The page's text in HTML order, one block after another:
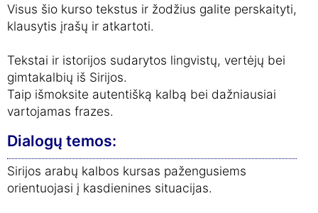
Visus šio kurso tekstus ir žodžius galite perskaityti,
klausytis įrašų ir atkartoti.
Tekstai ir istorijos sudarytos lingvistų, vertėjų bei
gimtakalbių iš Sirijos.
Taip išmoksite autentišką kalbą bei dažniausiai
vartojamas frazes.
Dialogų temos:
Sirijos arabų kalbos kursas pažengusiems
orientuojasi į kasdienines situacijas.